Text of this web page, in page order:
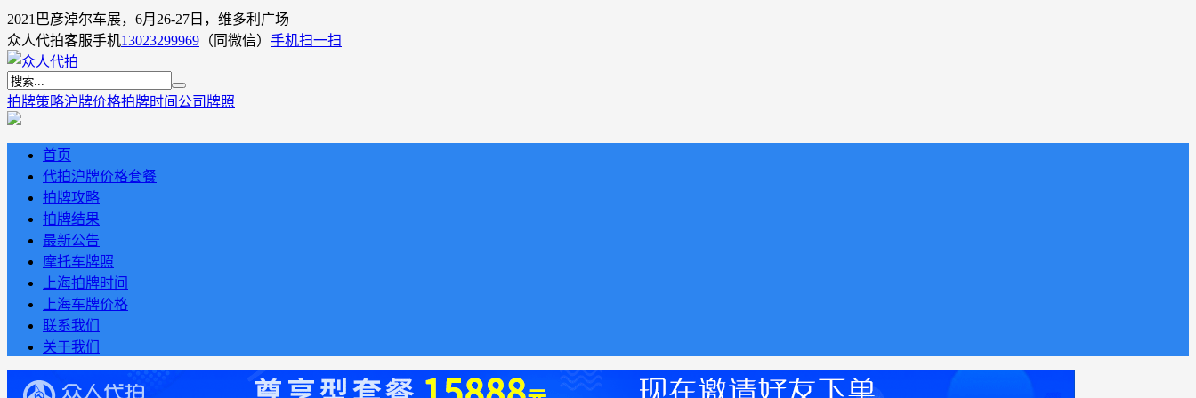
2021巴彦淖尔车展，6月26-27日，维多利广场
众人代拍客服手机13023299969 （同微信） 手机扫一扫
拍牌策略沪牌价格拍牌时间 公司牌照
首页
代拍沪牌价格套餐
拍牌攻略
拍牌结果
最新公告
摩托车牌照
上海拍牌时间
上海车牌价格
联系我们
关于我们